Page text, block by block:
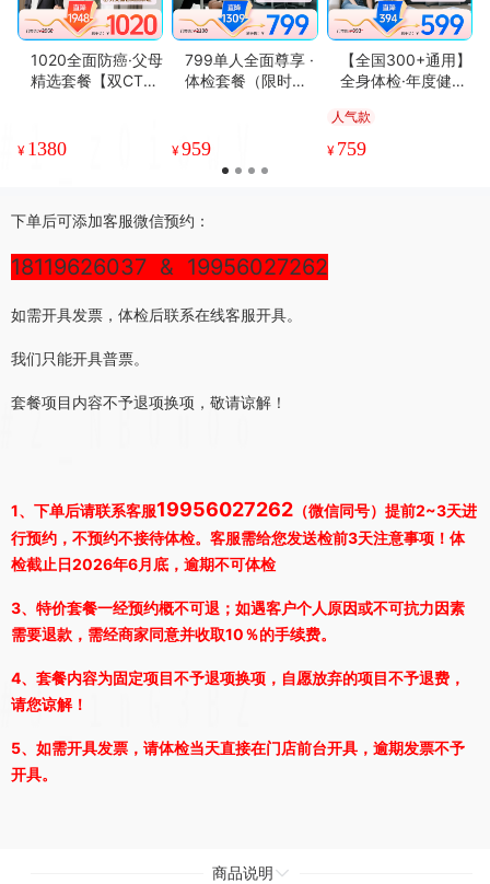
1020全面防癌·父母
精选套餐【双CT
人群】单人套餐
¥ 1380
799单人全面尊享 ·
体检套餐（限时特
¥959
【全国300+通用】
全身体检·年度健康
送幽门抗体(血
液）】
人气款
¥ 759
下单后可添加客服微信预约：
18119626037 & 19956027262
如需开具发票，体检后联系在线客服开具。
我们只能开具普票。
套餐项目内容不予退项换项，敬请谅解！
1、 下单后请联系客服19956027262 （微信同号）提前2~3天进
行预约，不预约不接待体检。客服需给您发送检前3天注意事项！体
检截止日2026年6月底，逾期不可体检
3、特价套餐一经预约概不可退；如遇客户个人原因或不可抗力因素
需要退款，需经商家同意并收取10％的手续费。
4、套餐内容为固定项目不予退项换项，自愿放弃的项目不予退费，
请您谅解！
5、如需开具发票，请体检当天直接在门店前台开具，逾期发票不予
开具。
商品说明